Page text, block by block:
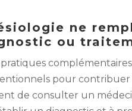
ne
ou
pratiques
pour contribuer
de consulter un